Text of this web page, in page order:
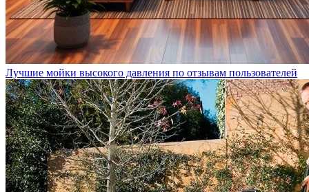
Лучшие мойки высокого давления по отзывам пользователей